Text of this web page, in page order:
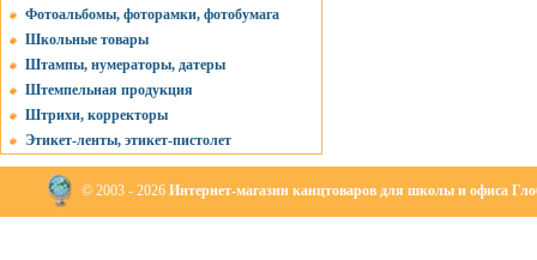
Фотоальбомы, фоторамки, фотобумага
Школьные товары
Штампы, нумераторы, датеры
Штемпельная продукция
Штрихи, корректоры
Этикет-ленты, этикет-пистолет
© 2003 - 2026 Интернет-магазин канцтоваров для школы и офиса